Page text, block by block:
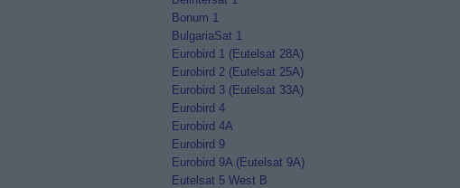
Bonum 1
BulgariaSat 1
Eurobird 1 (Eutelsat 28A)
Eurobird 2 (Eutelsat 25A)
Eurobird 3 (Eutelsat 33A)
Eurobird 4
Eurobird 4A
Eurobird 9
Eurobird 9A (Eutelsat 9A)
Eutelsat 5 West B